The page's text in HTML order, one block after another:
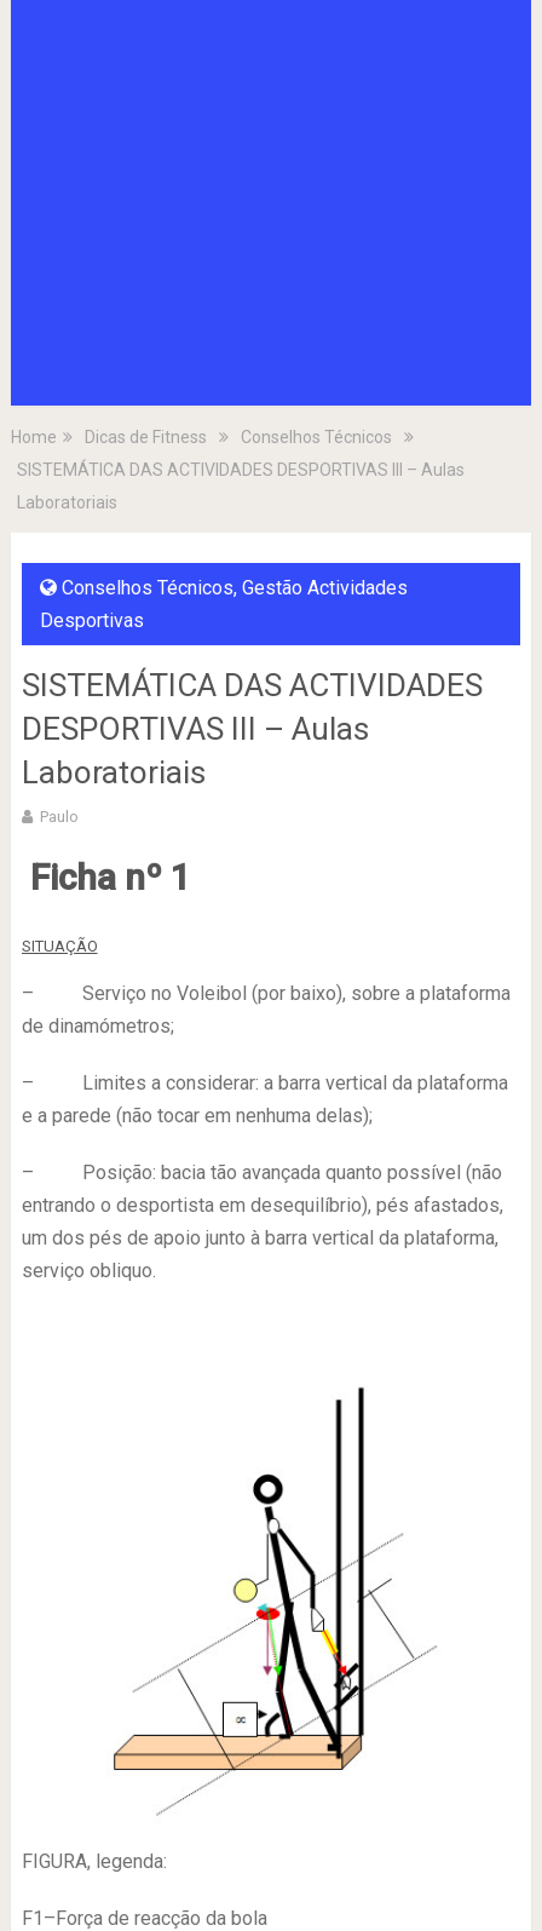
Home Dicas de Fitness
Conselhos Técnicos
SISTEMÁTICA DAS ACTIVIDADES DESPORTIVAS III – Aulas
Laboratoriais
Conselhos Técnicos, Gestão Actividades
Desportivas
SISTEMÁTICA DAS ACTIVIDADES
DESPORTIVAS III – Aulas
Laboratoriais
Paulo
Ficha nº 1
SITUAÇÃO
– Serviço no Voleibol (por baixo), sobre a plataforma
de dinamómetros;
– Limites a considerar: a barra vertical da plataforma
e a parede (não tocar em nenhuma delas);
– Posição: bacia tão avançada quanto possível (não
entrando o desportista em desequilíbrio), pés afastados,
um dos pés de apoio junto à barra vertical da plataforma,
serviço obliquo.
FIGURA, legenda:
F1–Força de reacção da bola